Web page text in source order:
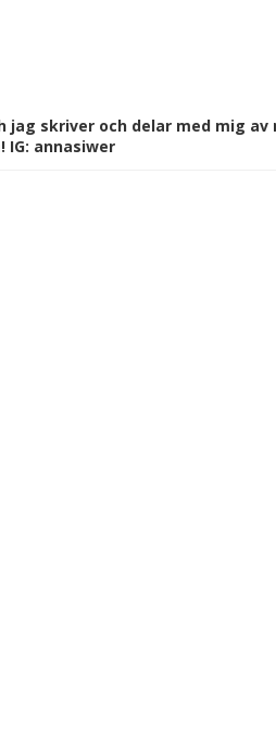
skriver och delar med mig
annasiwer